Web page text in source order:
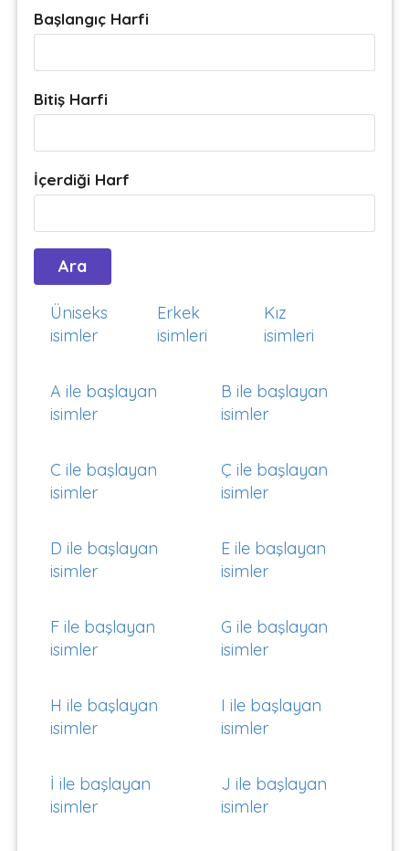
Başlangıç Harfi
Bitiş Harfi
İçerdiği Harf
Üniseks
isimler
Erkek
isimleri
Kız
isimleri
A ile başlayan
isimler
B ile başlayan
isimler
C ile başlayan
isimler
Ç ile başlayan
isimler
D ile başlayan
isimler
E ile başlayan
isimler
F ile başlayan
isimler
G ile başlayan
isimler
H ile başlayan
isimler
I ile başlayan
isimler
İ ile başlayan
isimler
J ile başlayan
isimler